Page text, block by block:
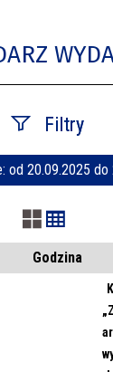
Filtry
od 20.09.2025 do
Godzina